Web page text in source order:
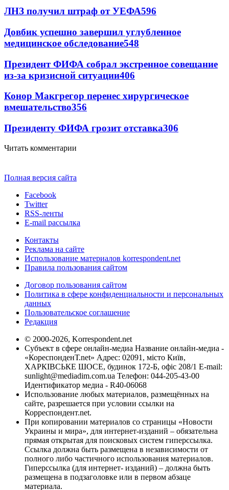
ЛНЗ получил штраф от УЕФА596
Довбик успешно завершил углубленное
медицинское обследование548
Президент ФИФА собрал экстренное совещание
из-за кризисной ситуации406
Конор Макгрегор перенес хирургическое
вмешательство356
Президенту ФИФА грозит отставка306
Читать комментарии
Полная версия сайта
Facebook
Twitter
RSS-ленты
E-mail рассылка
Контакты
Реклама на сайте
Использование материалов korrespondent.net
Правила пользования сайтом
Договор пользования сайтом
Политика в сфере конфиденциальности и персональных
данных
Пользовательское соглашение
Редакция
© 2000-2026, Korrespondent.net
Субъект в сфере онлайн-медиа Название онлайн-медиа -
«КореспонденТ.net» Адрес: 02091, місто Київ,
ХАРКІВСЬКЕ ШОСЕ, будинок 172-Б, офіс 208/1 E-mail:
sunlight@mediadim.com.ua Телефон: 044-205-43-00
Идентификатор медиа - R40-06068
Использование любых материалов, размещённых на
сайте, разрешается при условии ссылки на
Корреспондент.net.
При копировании материалов со страницы «Новости
Украины и мира», для интернет-изданий – обязательна
прямая открытая для поисковых систем гиперссылка.
Ссылка должна быть размещена в независимости от
полного либо частичного использования материалов.
Гиперссылка (для интернет- изданий) – должна быть
размещена в подзаголовке или в первом абзаце
материала.